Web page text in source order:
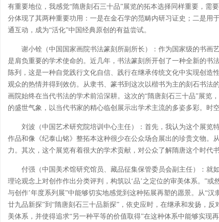
有重要地位，我感觉“隋唐刻石三十品”展览的拓本选择同样重要，需
分体现了其两种重要功用：一是在金石学的范畴内研习证史；二是用
通互动，成为“活化”中国经典原创的有益尝试。
谢小铨（中国国家画院书法篆刻所副所长）：作为国家级的书画
是肩负重要的学术使命的。近几年，书法篆刻所开创了一种全新的书
陈列，这是一种自觉践行文化自信、践行在继承传统文化中实现创造
观众的热情并得到效仿。从隶书、篆书到这次以楷书为主的刻石书法
画院始终在当代书法的学术前沿深耕。这次的“隋唐刻石三十品”展览
的盛世气象，以当代书家的精心临创展示出学术主流的多姿多彩。时
刘波（中国艺术研究院培训中心主任）：首先，我认为这个展览
作品和像《纪泰山铭》整拓本这种很少在公众场合展出的珍贵文物。
力。其次，这个展览有着很大的学术贡献，对公众了解隋唐这个时代
付强（中国美术馆研究馆员、藏品征集保管委员会副主任）：就
理论观念上对创作作出分类评判，构筑以‘品’之定位的审美体系。”
与创作’年度系列展”中能够切实地感觉到这种拓展再塑的愿景。从“
廿九品新探”到“隋唐刻石三十品新探”，依史应时，在继承和发扬，
美体系，并使得追求“另一种平等的价值取得”在这种体系中能够实现